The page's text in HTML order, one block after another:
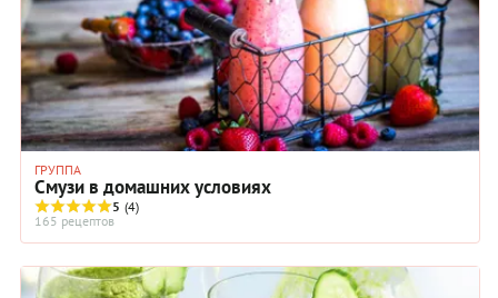
ГРУППА
Смузи в домашних условиях
5 (4)
165 рецептов